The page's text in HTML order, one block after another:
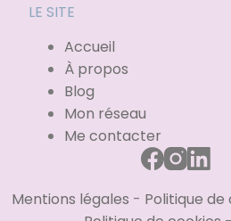
LE SITE
Accueil
À propos
Blog
Mon réseau
Me contacter
Mentions légales - Politique